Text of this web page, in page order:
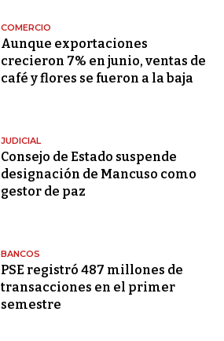
COMERCIO
Aunque exportaciones
crecieron 7% en junio, ventas de
café y flores se fueron a la baja
JUDICIAL
Consejo de Estado suspende
designación de Mancuso como
gestor de paz
BANCOS
PSE registró 487 millones de
transacciones en el primer
semestre